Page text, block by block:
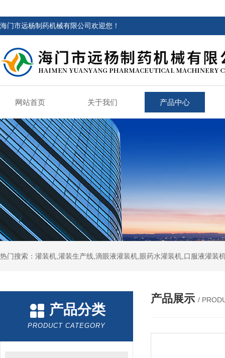
海门市远杨制药机械有限公司欢迎您！
网站首页 关于我们 产品中心
热门搜索：灌装机,灌装生产线,滴眼液灌装机,眼药水灌装机,口服液灌装
产品分类
PRODUCT CATEGORY
产品展示 /